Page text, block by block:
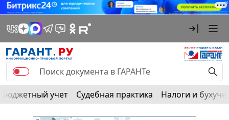
Бюджетный учет Судебная практика Налоги и